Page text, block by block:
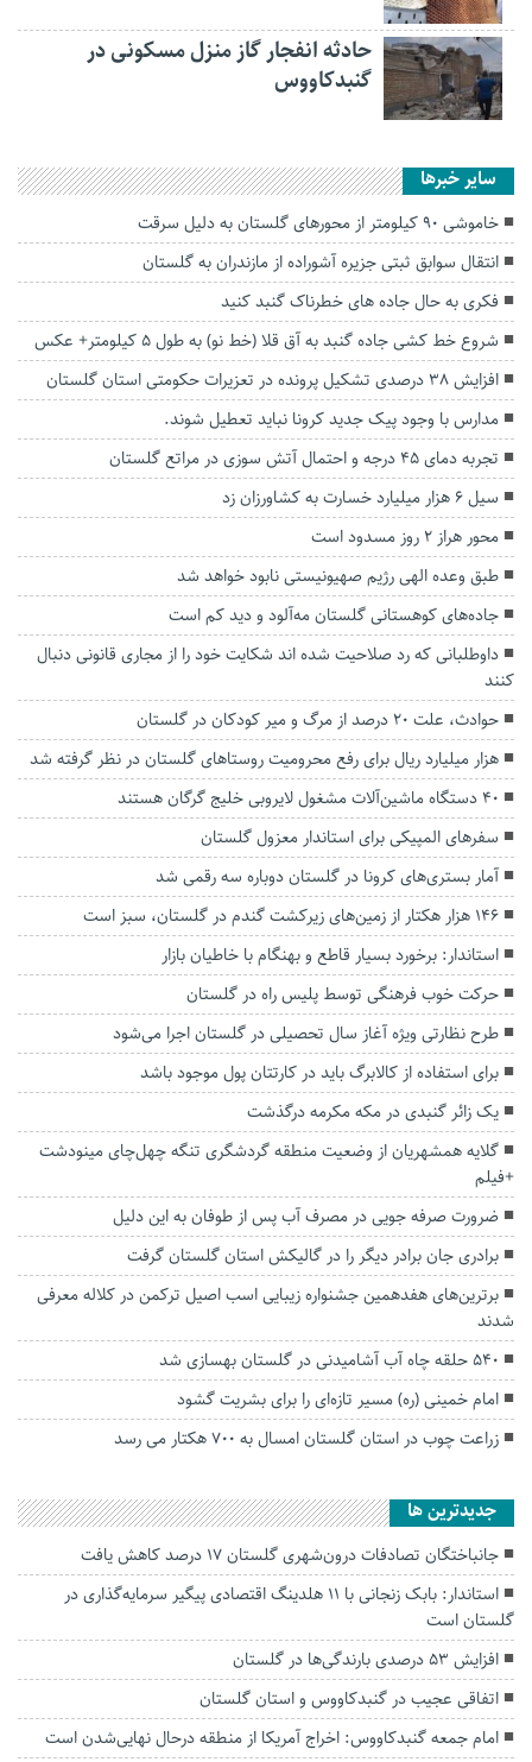
حادثه انفجار گاز منزل مسکونی در
گنبدکاووس
سایر خبرها
خاموشی ۹۰ کیلومتر از محورهای گلستان به دلیل سرقت
انتقال سوابق ثبتی جزیره آشوراده از مازندران به گلستان
فکری به حال جاده های خطرناک گنبد کنید
شروع خط کشی جاده گنبد به آق قلا (خط نو) به طول ۵ کیلومتر+ عکس
افزایش ۳۸ درصدی تشکیل پرونده در تعزیرات حکومتی استان گلستان
مدارس با وجود پیک جدید کرونا نباید تعطیل شوند.
تجربه دمای ۴۵ درجه و احتمال آتش سوزی در مراتع گلستان
سیل ۶ هزار میلیارد خسارت به کشاورزان زد
محور هراز ۲ روز مسدود است
طبق وعده الهی رژیم صهیونیستی نابود خواهد شد
جاده‌های کوهستانی گلستان مه‌آلود و دید کم است
داوطلبانی که رد صلاحیت شده اند شکایت خود را از مجاری قانونی دنبال
کنند
حوادث، علت ۲۰ درصد از مرگ‌ و‌ میر کودکان در گلستان
هزار میلیارد ریال برای رفع محرومیت‌ روستاهای گلستان در نظر گرفته شد
۴۰ دستگاه ماشین‌آلات مشغول لایروبی خلیج گرگان هستند
سفرهای المپیکی برای استاندار معزول گلستان
آمار بستری‌های کرونا در گلستان دوباره سه رقمی شد
۱۴۶ هزار هکتار از زمین‌های زیرکشت گندم در گلستان، سبز است
استاندار: برخورد بسیار قاطع و بهنگام با خاطیان بازار
حرکت خوب فرهنگی توسط پلیس راه در گلستان
طرح نظارتی ویژه آغاز سال تحصیلی در گلستان اجرا می‌شود
برای استفاده از کالابرگ باید در کارتتان پول موجود باشد
یک زائر گنبدی در مکه مکرمه درگذشت
گلایه همشهریان از وضعیت منطقه گردشگری تنگه چهل‌چای مینودشت
+فیلم
ضرورت صرفه جویی در مصرف آب پس از طوفان به این دلیل
برادری جان برادر دیگر را در گالیکش استان گلستان گرفت
برترین‌های هفدهمین جشنواره زیبایی اسب اصیل ترکمن در کلاله معرفی
شدند
۵۴۰ حلقه چاه آب آشامیدنی در گلستان بهسازی شد
امام خمینی (ره) مسیر تازه‌ای را برای بشریت گشود
زراعت چوب در استان گلستان امسال به ۷۰۰ هکتار می رسد
جديدترين ها
جانباختگان تصادفات درون‌شهری گلستان ۱۷ درصد کاهش یافت
استاندار: بابک زنجانی با ۱۱ هلدینگ اقتصادی پیگیر سرمایه‌گذاری در
گلستان است
افزایش ۵۳ درصدی بارندگی‌ها در گلستان
اتفاقی عجیب در‌ گنبدکاووس و استان گلستان
امام جمعه گنبدکاووس: اخراج آمریکا از منطقه درحال نهایی‌شدن است